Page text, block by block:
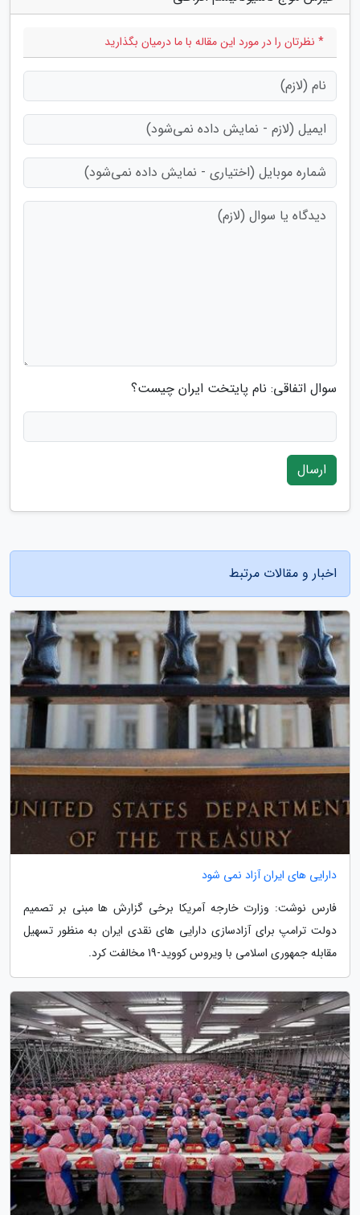
* نظرتان را در مورد این مقاله با ما درمیان بگذارید
سوال اتفاقی: نام پایتخت ایران چیست؟
ارسال
اخبار و مقالات مرتبط
دارایی های ایران آزاد نمی شود
فارس نوشت: وزارت خارجه آمریکا برخی گزارش ها مبنی بر تصمیم
دولت ترامپ برای آزادسازی دارایی های نقدی ایران به منظور تسهیل
مقابله جمهوری اسلامی با ویروس کووید-19 مخالفت کرد.